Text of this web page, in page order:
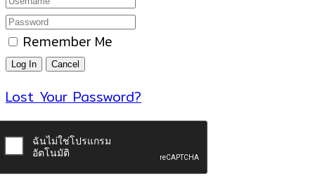
Remember Me
Lost Your Password?